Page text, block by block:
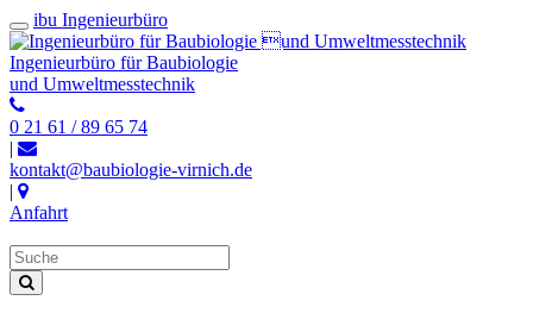
ibu Ingenieurbüro
Ingenieurbüro für Baubiologie
und Umweltmesstechnik
0 21 61 / 89 65 74
|
kontakt@baubiologie-virnich.de
|
Anfahrt